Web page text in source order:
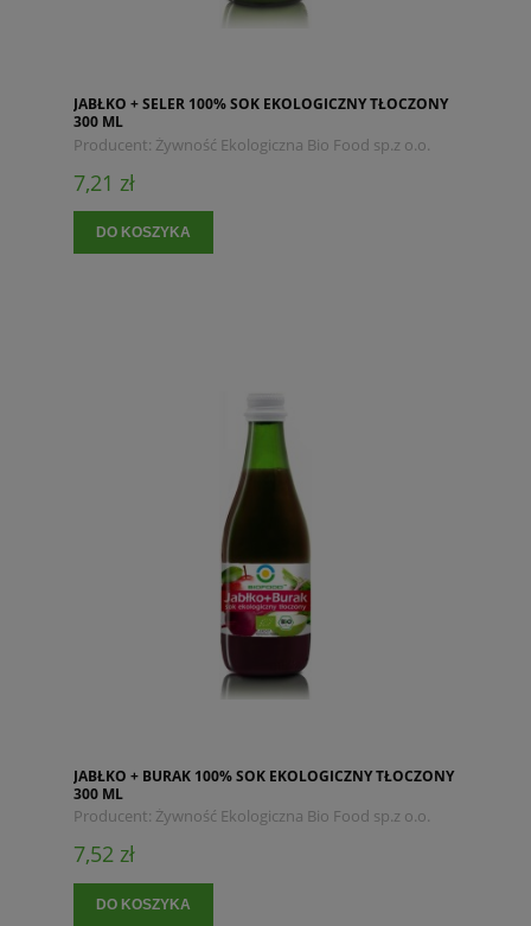
JABŁKO + SELER 100% SOK EKOLOGICZNY TŁOCZONY
300 ML
Producent: Żywność Ekologiczna Bio Food sp.z o.o.
7,21 zł
DO KOSZYKA
JABŁKO + BURAK 100% SOK EKOLOGICZNY TŁOCZONY
300 ML
Producent: Żywność Ekologiczna Bio Food sp.z o.o.
7,52 zł
DO KOSZYKA